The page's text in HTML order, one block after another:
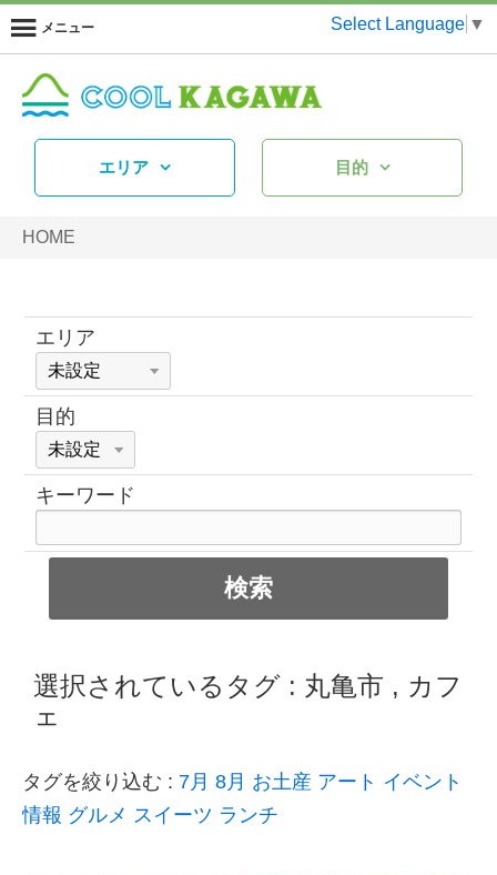
メニュー Select Language ▼
エリア 目的
HOME
エリア
目的
キーワード
選択されているタグ : 丸亀市 , カフ
ェ
タグを絞り込む : 7月 8月 お土産 アート イベント
情報 グルメ スイーツ ランチ